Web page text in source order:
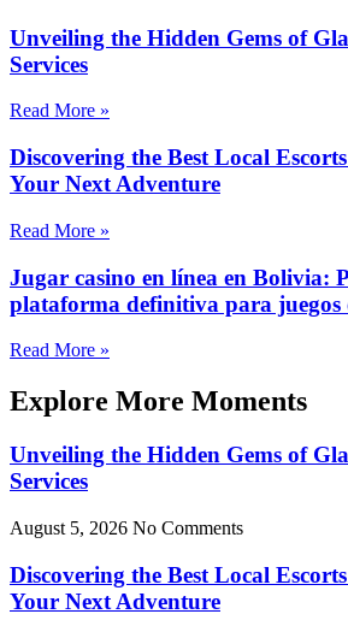
Unveiling the Hidden Gems of
Services
Read More »
Discovering the Best Local
Your Next Adventure
Read More »
Jugar casino en línea en Bolivia:
plataforma definitiva para juegos
Read More »
Explore More Moments
Unveiling the Hidden Gems of
Services
August 5, 2026 No Comments
Discovering the Best Local
Your Next Adventure